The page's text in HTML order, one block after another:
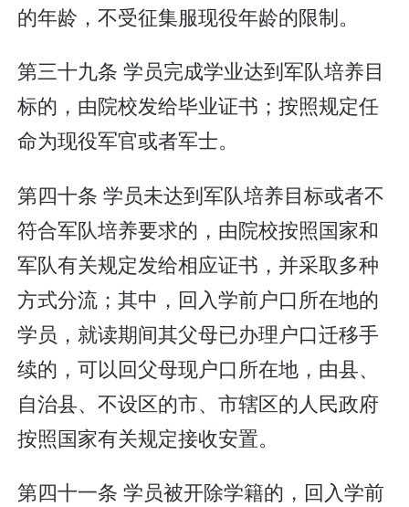
的年龄，不受征集服现役年龄的限制。
第三十九条 学员完成学业达到军队培养目
标的，由院校发给毕业证书；按照规定任
命为现役军官或者军士。
第四十条 学员未达到军队培养目标或者不
符合军队培养要求的，由院校按照国家和
军队有关规定发给相应证书，并采取多种
方式分流；其中，回入学前户口所在地的
学员，就读期间其父母已办理户口迁移手
续的，可以回父母现户口所在地，由县、
自治县、不设区的市、市辖区的人民政府
按照国家有关规定接收安置。
第四十一条 学员被开除学籍的，回入学前